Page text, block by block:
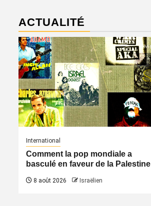
ACTUALITÉ
International
Comment la pop mondiale a
basculé en faveur de la Palestine
8 août 2026 Israëlien